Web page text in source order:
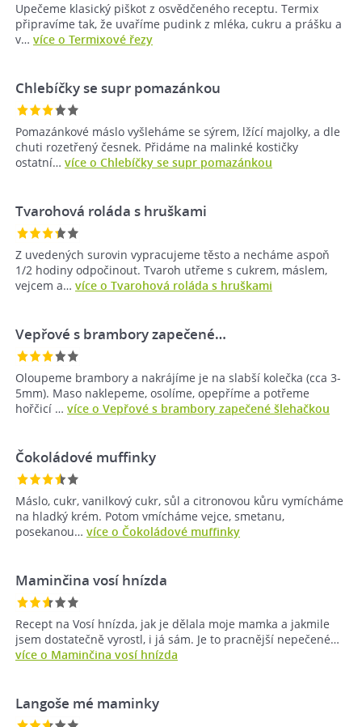
Upečeme klasický piškot z osvědčeného receptu. Termix
připravíme tak, že uvaříme pudink z mléka, cukru a prášku a
v… více o Termixové řezy
Chlebíčky se supr pomazánkou
Pomazánkové máslo vyšleháme se sýrem, lžící majolky, a dle
chuti rozetřený česnek. Přidáme na malinké kostičky
ostatní… více o Chlebíčky se supr pomazánkou
Tvarohová roláda s hruškami
Z uvedených surovin vypracujeme těsto a necháme aspoň
1/2 hodiny odpočinout. Tvaroh utřeme s cukrem, máslem,
vejcem a… více o Tvarohová roláda s hruškami
Vepřové s brambory zapečené…
Oloupeme brambory a nakrájíme je na slabší kolečka (cca 3-
5mm). Maso naklepeme, osolíme, opepříme a potřeme
hořčicí … více o Vepřové s brambory zapečené šlehačkou
Čokoládové muffinky
Máslo, cukr, vanilkový cukr, sůl a citronovou kůru vymícháme
na hladký krém. Potom vmícháme vejce, smetanu,
posekanou… více o Čokoládové muffinky
Maminčina vosí hnízda
Recept na Vosí hnízda, jak je dělala moje mamka a jakmile
jsem dostatečně vyrostl, i já sám. Je to pracnější nepečené…
více o Maminčina vosí hnízda
Langoše mé maminky